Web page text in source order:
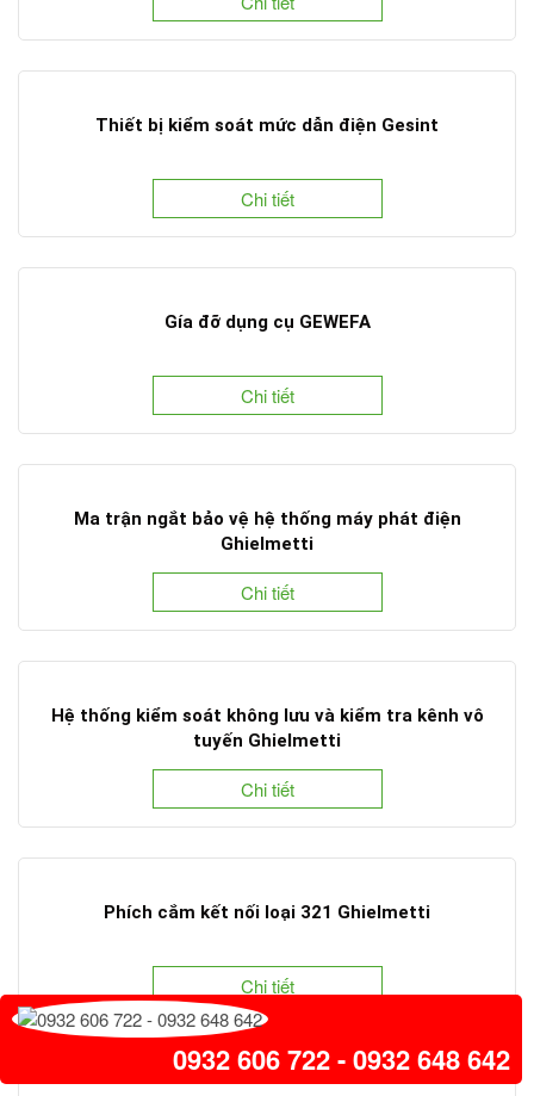
Thiết bị kiểm soát mức dẫn điện Gesint
Chi tiết
Gía đỡ dụng cụ GEWEFA
Chi tiết
Ma trận ngắt bảo vệ hệ thống máy phát điện
Ghielmetti
Chi tiết
Hệ thống kiểm soát không lưu và kiểm tra kênh vô
tuyến Ghielmetti
Chi tiết
Phích cắm kết nối loại 321 Ghielmetti
Chi tiết
0932 606 722 - 0932 648 642